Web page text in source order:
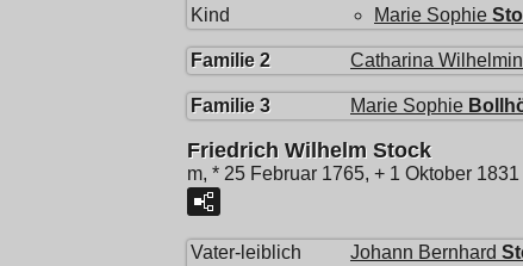
Kind
Marie Sophie
Familie 2 Catharina
Familie 3 Marie Sophie
Friedrich Wilhelm Stock
m, * 25 Februar 1765, + 1 Oktober 1831
Vater-leiblich Johann Bernhard